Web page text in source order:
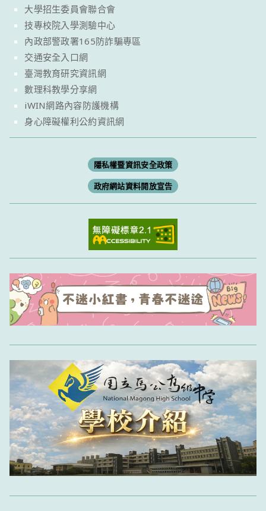
大學招生委員會聯合會
技專校院入學測驗中心
內政部警政署165防詐騙專區
交通安全入口網
臺灣教育研究資訊網
數理科教學分享網
iWIN網路內容防護機構
身心障礙權利公約資訊網
隱私權暨資訊安全政策
政府網站資料開放宣告